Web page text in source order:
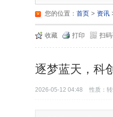
您的位置： 首页 > 资讯
收藏 打印 扫
逐梦蓝天，科
2026-05-12 04:48 性质：